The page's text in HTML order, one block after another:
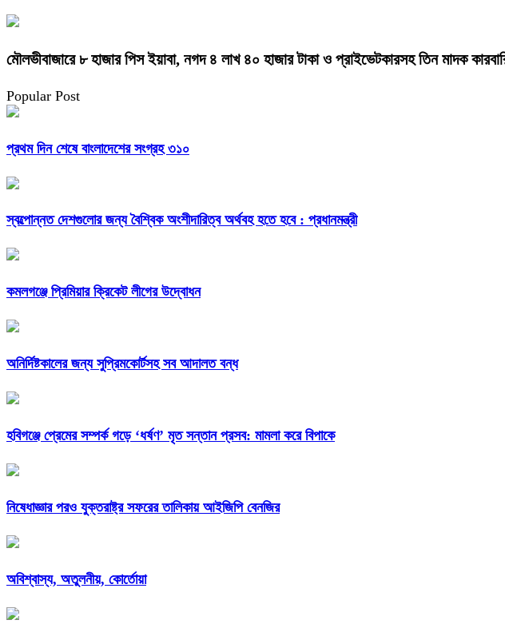
মৌলভীবাজারে ৮ হাজার পিস ইয়াবা, নগদ ৪ লাখ ৪০ হাজার টাকা ও প্রাইভেটকারসহ তিন মাদক
Popular Post
প্রথম দিন শেষে বাংলাদেশের সংগ্রহ ৩১০
স্বল্পোন্নত দেশগুলোর জন্য বৈশ্বিক অংশীদারিত্ব অর্থবহ হতে হবে : প্রধানমন্ত্রী
কমলগঞ্জে প্রিমিয়ার ক্রিকেট লীগের উদ্বোধন
অনির্দিষ্টকালের জন্য সুপ্রিমকোর্টসহ সব আদালত বন্ধ
হবিগঞ্জে প্রেমের সম্পর্ক গড়ে ‘ধর্ষণ’ মৃত সন্তান প্রসব: মামলা করে বিপাকে
নিষেধাজ্ঞার পরও যুক্তরাষ্ট্র সফরের তালিকায় আইজিপি বেনজির
অবিশ্বাস্য, অতুলনীয়, কোর্তোয়া